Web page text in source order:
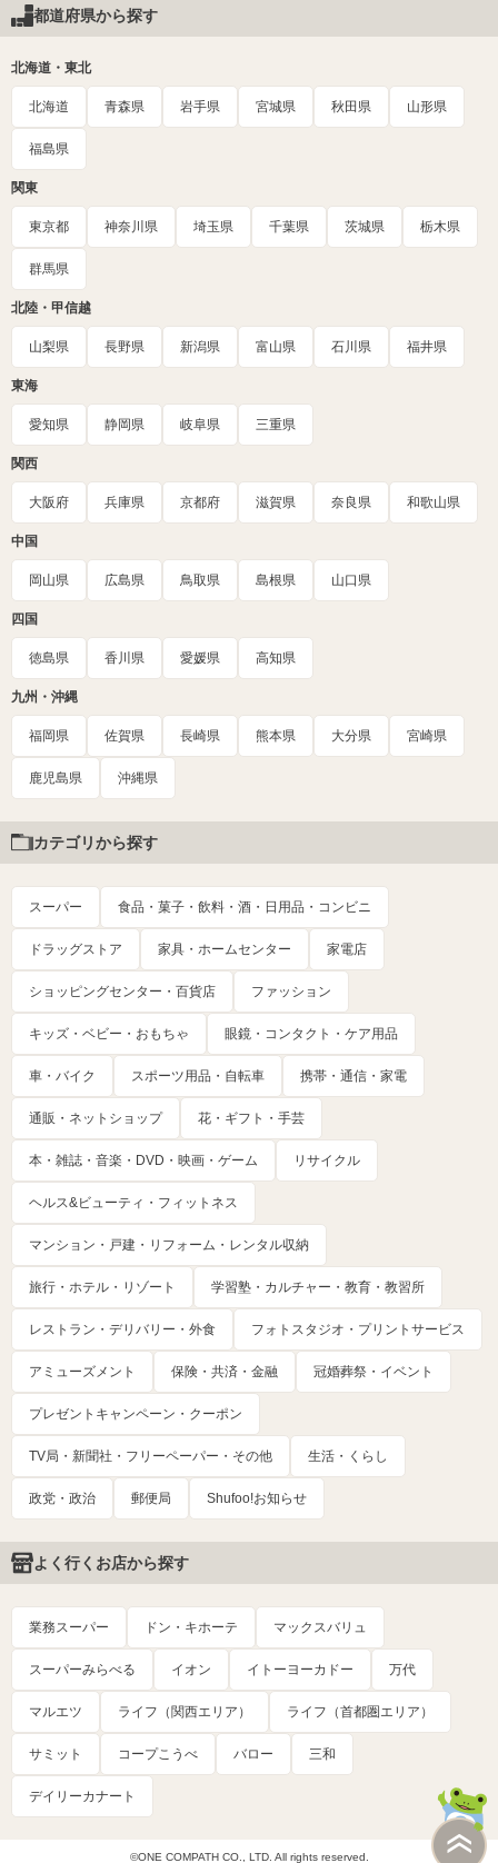
都道府県から探す
北海道・東北
北海道 青森県 岩手県 宮城県 秋田県 山形県
福島県
関東
東京都 神奈川県 埼玉県 千葉県 茨城県 栃木県
群馬県
北陸・甲信越
山梨県 長野県 新潟県 富山県 石川県 福井県
東海
愛知県 静岡県 岐阜県 三重県
関西
大阪府 兵庫県 京都府 滋賀県 奈良県 和歌山県
中国
岡山県 広島県 鳥取県 島根県 山口県
四国
徳島県 香川県 愛媛県 高知県
九州・沖縄
福岡県 佐賀県 長崎県 熊本県 大分県 宮崎県
鹿児島県 沖縄県
カテゴリから探す
スーパー 食品・菓子・飲料・酒・日用品・コンビニ
ドラッグストア 家具・ホームセンター 家電店
ショッピングセンター・百貨店 ファッション
キッズ・ベビー・おもちゃ 眼鏡・コンタクト・ケア用品
車・バイク スポーツ用品・自転車 携帯・通信・家電
通販・ネットショップ 花・ギフト・手芸
本・雑誌・音楽・DVD・映画・ゲーム リサイクル
ヘルス&ビューティ・フィットネス
マンション・戸建・リフォーム・レンタル収納
旅行・ホテル・リゾート 学習塾・カルチャー・教育・教習所
レストラン・デリバリー・外食 フォトスタジオ・プリントサービス
アミューズメント 保険・共済・金融 冠婚葬祭・イベント
プレゼントキャンペーン・クーポン
TV局・新聞社・フリーペーパー・その他 生活・くらし
政党・政治 郵便局 Shufoo!お知らせ
よく行くお店から探す
業務スーパー ドン・キホーテ マックスバリュ
スーパーみらべる イオン イトーヨーカドー 万代
マルエツ ライフ（関西エリア） ライフ（首都圏エリア）
サミット コープこうべ バロー 三和
デイリーカナート
©ONE COMPATH CO., LTD. All rights reserved.